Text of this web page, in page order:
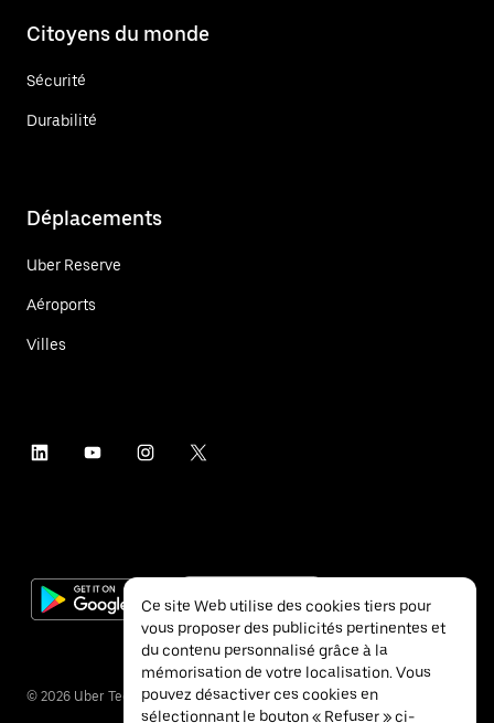
Citoyens du monde
Sécurité
Durabilité
Déplacements
Uber Reserve
Aéroports
Villes
© 2026 Uber Technologies Inc.
Ce site Web utilise des cookies tiers pour
vous proposer des publicités pertinentes et
du contenu personnalisé grâce à la
mémorisation de votre localisation. Vous
pouvez désactiver ces cookies en
sélectionnant le bouton « Refuser » ci-